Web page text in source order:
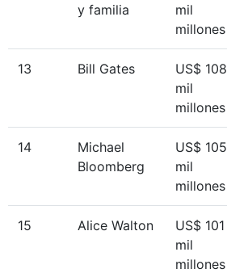
y familia
mil
millones
13 Bill Gates
US$ 108
mil
millones
14
Michael
Bloomberg
US$ 105
mil
millones
15 Alice Walton
US$ 101
mil
millones